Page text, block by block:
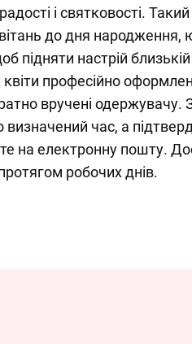
і святковості.
до дня народження,
підняти настрій
професійно
вручені
визначений час, а
на електронну пошту.
робочих днів.